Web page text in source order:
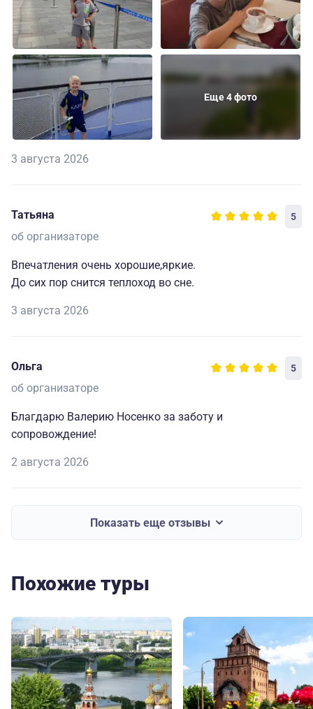
Еще 4 фото
3 августа 2026
Татьяна 5
об организаторе
Впечатления очень хорошие,яркие.
До сих пор снится теплоход во сне.
3 августа 2026
Ольга 5
об организаторе
Благдарю Валерию Носенко за заботу и
сопровождение!
2 августа 2026
Показать еще отзывы
Похожие туры